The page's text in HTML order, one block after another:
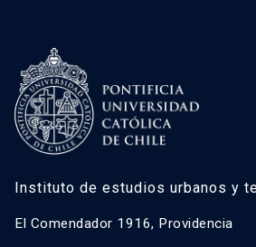
Instituto de estudios urbanos y
El Comendador 1916, Providencia